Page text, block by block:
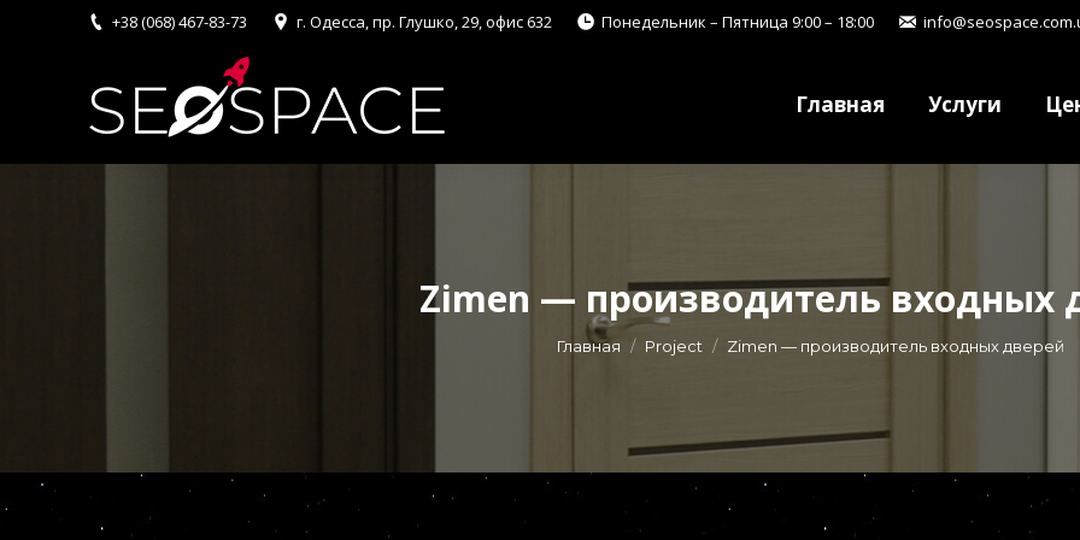
+38 (068) 467-83-73 г. Одесса, пр. Глушко, 29, офис 632 Понедельник – Пятница 9:00 – 18:00
Главная Услуги
Zimen — производитель входных
Вы здесь:
Главная Project Zimen — производитель входных дверей